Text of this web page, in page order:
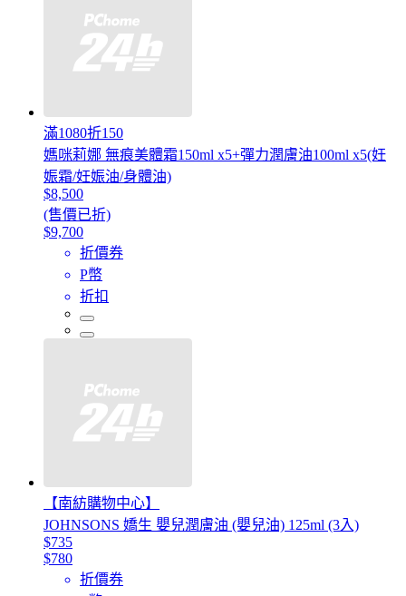
滿1080折150
媽咪莉娜 無痕美體霜150ml x5+彈力潤膚油100ml x5(妊
娠霜/妊娠油/身體油)
$8,500
(售價已折)
$9,700
折價券
P幣
折扣
【南紡購物中心】
JOHNSONS 嬌生 嬰兒潤膚油 (嬰兒油) 125ml (3入)
$735
$780
折價券